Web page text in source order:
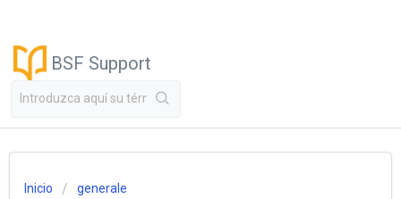
BSF Support
Inicio generale